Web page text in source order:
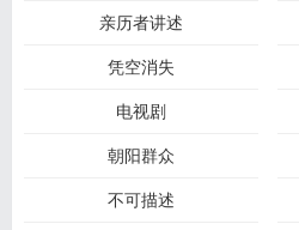
亲历者讲述
凭空消失
电视剧
朝阳群众
不可描述